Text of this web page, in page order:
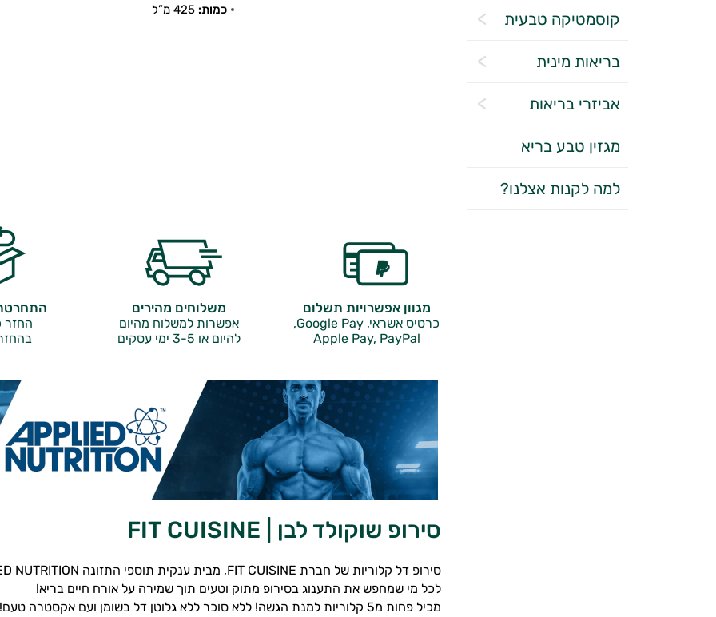
קוסמטיקה טבעית
בריאות מינית
אביזרי בריאות
מגזין טבע בריא
למה לקנות אצלנו?
כמות:
מגוון אפשרויות תשלום
כרטיס אשראי, Google Pay,
Apple Pay, PayPal
משלוחים מהירים
אפשרות למשלוח מהיום
להיום או 3-5 ימי עסקים
החזר
סירופ שוקולד לבן | FIT CUISINE
סירופ דל קלוריות של חברת FIT CUISINE, מבית ענקית תוספי התזונה APPLIED NUTRITION.
לכל מי שמחפש את התענוג בסירופ מתוק וטעים תוך שמירה על אורח חיים בריא!
מכיל פחות מ5 קלוריות למנת הגשה! ללא סוכר ללא גלוטן דל בשומן ועם אקסטרה טעם!